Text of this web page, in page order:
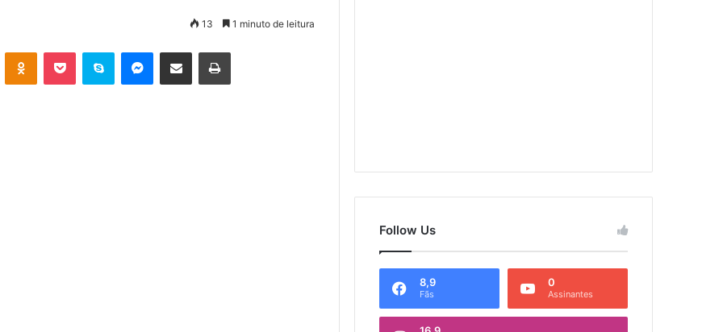
13 1 minuto de leitura
Follow Us
8,9
Fãs
0
Assinantes